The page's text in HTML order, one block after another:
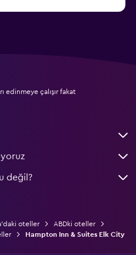
edinmeye çalışır fakat
değil?
oteller
ABDki oteller
Hampton Inn & Suites Elk City